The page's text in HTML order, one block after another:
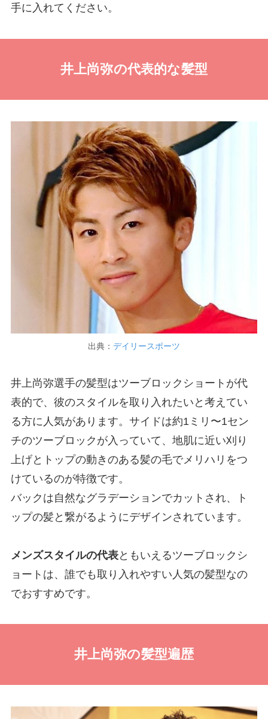
手に入れてください。
井上尚弥の代表的な髪型
出典： デイリースポーツ
井上尚弥選手の髪型はツーブロックショートが代
表的で、彼のスタイルを取り入れたいと考えてい
る方に人気があります。サイドは約1ミリ〜1セン
チのツーブロックが入っていて、地肌に近い刈り
上げとトップの動きのある髪の毛でメリハリをつ
けているのが特徴です。
バックは自然なグラデーションでカットされ、ト
ップの髪と繋がるようにデザインされています。
メンズスタイルの代表ともいえるツーブロックシ
ョートは、誰でも取り入れやすい人気の髪型なの
でおすすめです。
井上尚弥の髪型遍歴